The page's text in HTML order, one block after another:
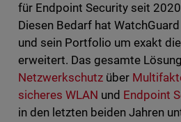
für Endpoint Security seit
Diesen Bedarf hat
und sein Portfolio um exakt
erweitert. Das gesamte
Netzwerkschutzüber
sicheres WLAN und Endpoint
in den letzten beiden Jahren